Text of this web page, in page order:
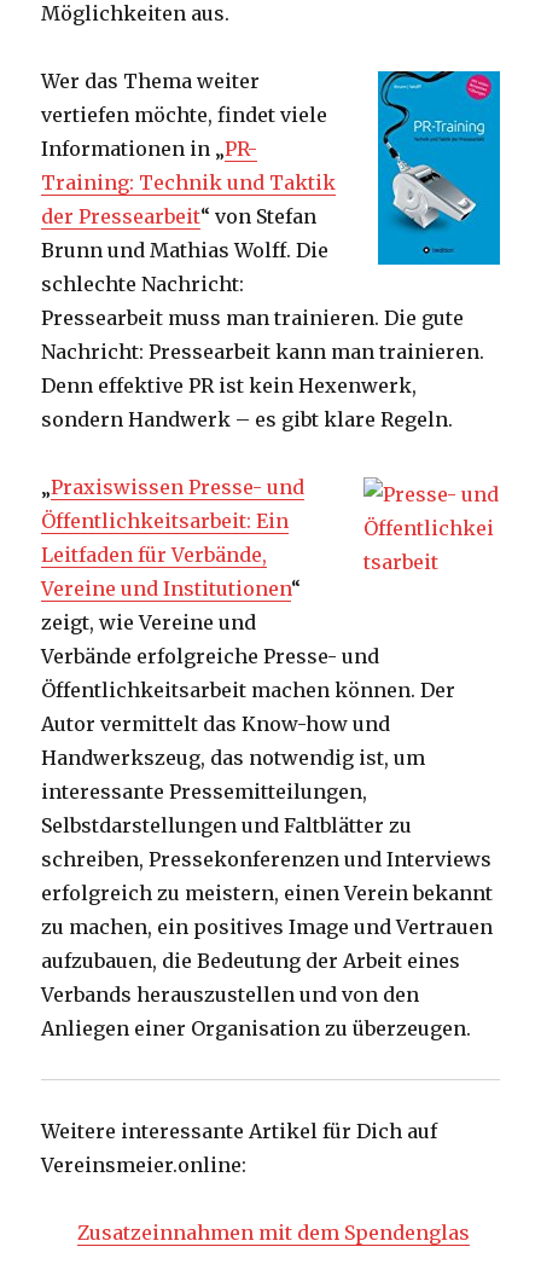
Möglichkeiten aus.
Wer das Thema weiter
vertiefen möchte, findet viele
Informationen in „PR-
Training: Technik und Taktik
der Pressearbeit“ von Stefan
Brunn und Mathias Wolff. Die
schlechte Nachricht:
Pressearbeit muss man trainieren. Die gute
Nachricht: Pressearbeit kann man trainieren.
Denn effektive PR ist kein Hexenwerk,
sondern Handwerk – es gibt klare Regeln.
„Praxiswissen Presse- und
Öffentlichkeitsarbeit: Ein
Leitfaden für Verbände,
Vereine und Institutionen“
zeigt, wie Vereine und
Verbände erfolgreiche Presse- und
Öffentlichkeitsarbeit machen können. Der
Autor vermittelt das Know-how und
Handwerkszeug, das notwendig ist, um
interessante Pressemitteilungen,
Selbstdarstellungen und Faltblätter zu
schreiben, Pressekonferenzen und Interviews
erfolgreich zu meistern, einen Verein bekannt
zu machen, ein positives Image und Vertrauen
aufzubauen, die Bedeutung der Arbeit eines
Verbands herauszustellen und von den
Anliegen einer Organisation zu überzeugen.
Weitere interessante Artikel für Dich auf
Vereinsmeier.online:
Zusatzeinnahmen mit dem Spendenglas